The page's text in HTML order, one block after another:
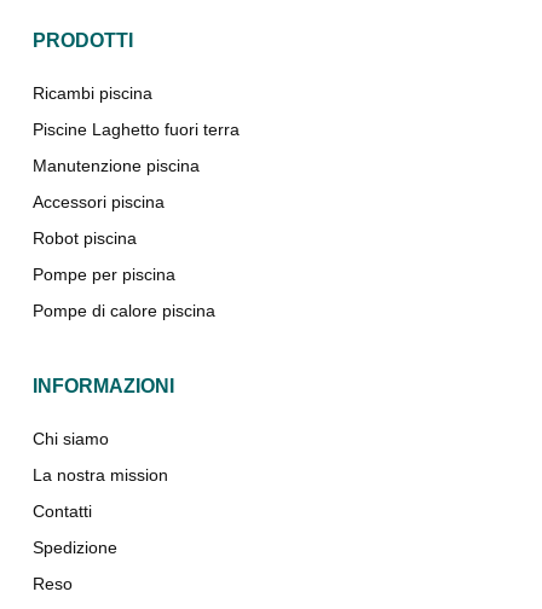
PRODOTTI
Ricambi piscina
Piscine Laghetto fuori terra
Manutenzione piscina
Accessori piscina
Robot piscina
Pompe per piscina
Pompe di calore piscina
INFORMAZIONI
Chi siamo
La nostra mission
Contatti
Spedizione
Reso